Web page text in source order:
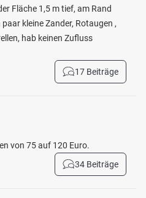
Fläche 1,5 m tief, am Rand
kleine Zander, Rotaugen ,
hab keinen Zufluss
17 Beiträge
von 75 auf 120 Euro.
34 Beiträge